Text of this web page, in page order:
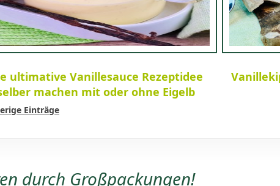
ultimative Vanillesauce Rezeptidee
machen mit oder ohne Eigelb
Einträge
durch Großpackungen!